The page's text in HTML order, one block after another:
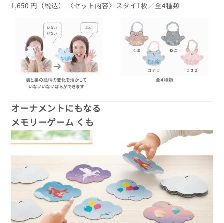
1,650 円（税込） 〈セット内容〉スタイ1枚／全4種類
オーナメントにもなる
メモリーゲーム くも